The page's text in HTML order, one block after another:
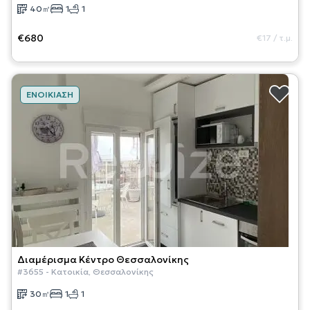
40 ㎡ 1 1
€680 €17 / τ.μ.
ΕΝΟΙΚΊΑΣΗ
Διαμέρισμα Κέντρο Θεσσαλονίκης
#3655 - Κατοικία, Θεσσαλονίκης
30 ㎡ 1 1